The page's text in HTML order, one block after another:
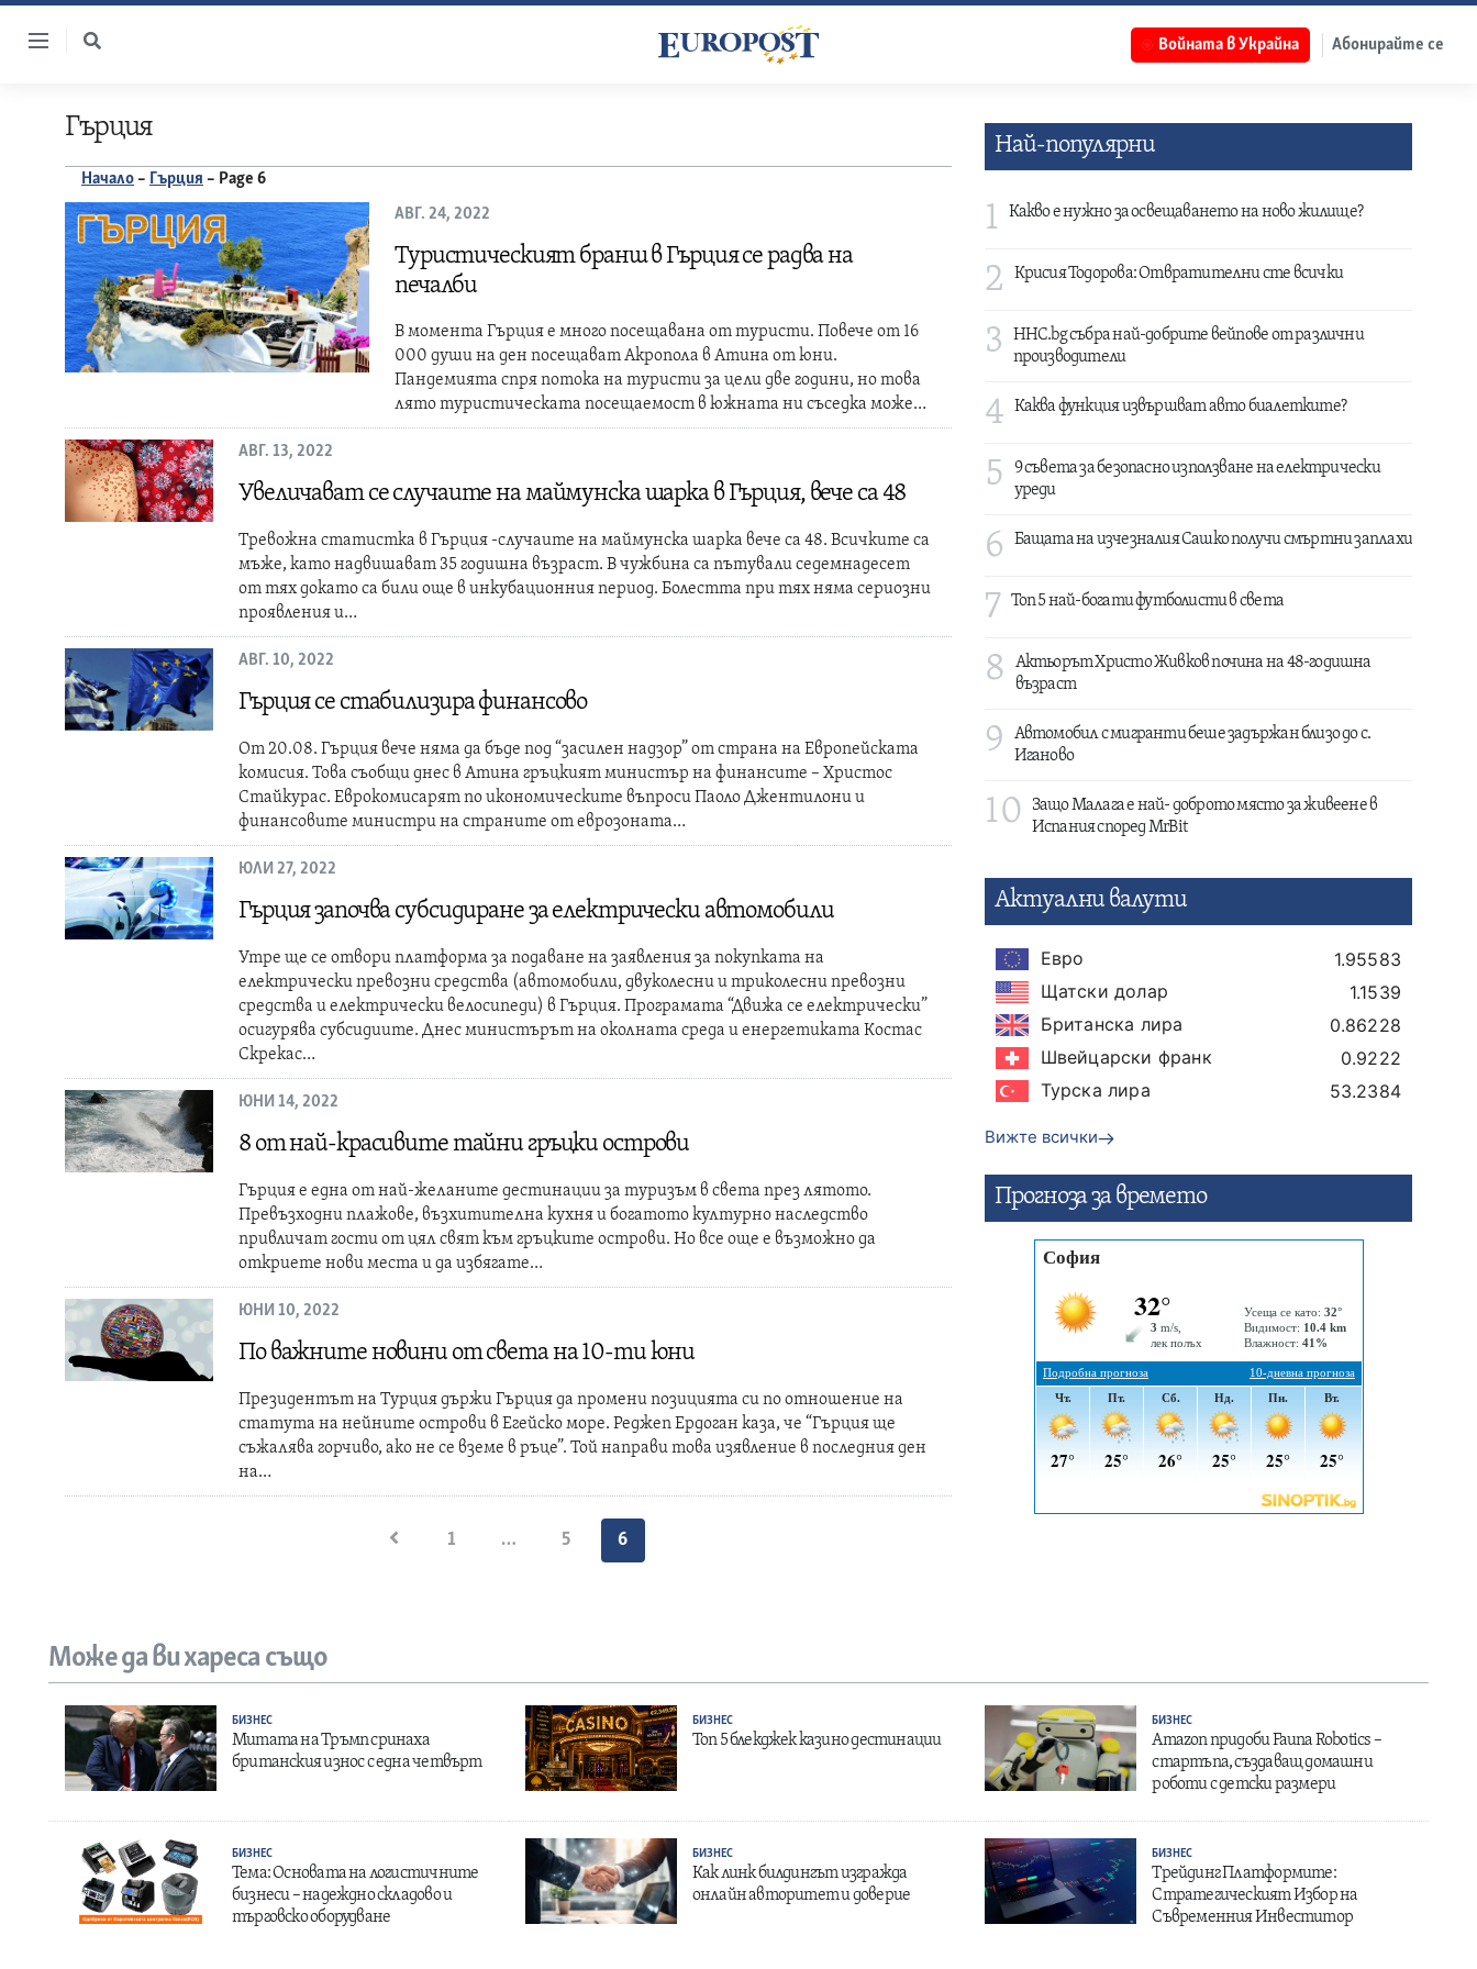
Skip
Войната в Украйна Абонирайте се
Гърция
Начало – Гърция – Page 6
АВГ. 24, 2022
Туристическият бранш в Гърция се радва на
печалби
В момента Гърция е много посещавана от туристи. Повече от 16
000 души на ден посещават Акропола в Атина от юни.
Пандемията спря потока на туристи за цели две години, но това
лято туристическата посещаемост в южната ни съседка може…
АВГ. 13, 2022
Увеличават се случаите на маймунска шарка в Гърция, вече са 48
Тревожна статистка в Гърция -случаите на маймунска шарка вече са 48. Всичките са
мъже, като надвишават 35 годишна възраст. В чужбина са пътували седемнадесет
от тях докато са били още в инкубационния период. Болестта при тях няма сериозни
проявления и…
АВГ. 10, 2022
Гърция се стабилизира финансово
От 20.08. Гърция вече няма да бъде под “засилен надзор” от страна на Европейската
комисия. Това съобщи днес в Атина гръцкият министър на финансите – Христос
Стайкурас. Еврокомисарят по икономическите въпроси Паоло Джентилони и
финансовите министри на страните от еврозоната…
ЮЛИ 27, 2022
Гърция започва субсидиране за електрически автомобили
Утре ще се отвори платформа за подаване на заявления за покупката на
електрически превозни средства (автомобили, двуколесни и триколесни превозни
средства и електрически велосипеди) в Гърция. Програмата “Движа се електрически”
осигурява субсидиите. Днес министърът на околната среда и енергетиката Костас
Скрекас…
ЮНИ 14, 2022
8 от най-красивите тайни гръцки острови
Гърция е една от най-желаните дестинации за туризъм в света през лятото.
Превъзходни плажове, възхитителна кухня и богатото културно наследство
привличат гости от цял свят към гръцките острови. Но все още е възможно да
откриете нови места и да избягате…
ЮНИ 10, 2022
По важните новини от света на 10-ти юни
Президентът на Турция държи Гърция да промени позицията си по отношение на
статута на нейните острови в Егейско море. Реджеп Ердоган каза, че “Гърция ще
съжалява горчиво, ако не се вземе в ръце”. Той направи това изявление в последния ден
на…
Разделяне
на
1 … 5 6
Най-популярни
1 Какво е нужно за освещаването на ново жилище?
2 Крисия Тодорова: Отвратителни сте всички
3
HHC.bg събра най-добрите вейпове от различни
производители
4 Каква функция извършват авто биалетките?
5
9 съвета за безопасно използване на електрически
уреди
6 Бащата на изчезналия Сашко получи смъртни заплахи
7 Топ 5 най-богати футболисти в света
8
Актьорът Христо Живков почина на 48-годишна
възраст
9
Автомобил с мигранти беше задържан близо до с.
Иганово
10
Защо Малага е най- доброто място за живеене в
Испания според MrBit
Актуални валути
Евро
1.95583
Щатски долар
1.1539
Британска лира
0.86228
Швейцарски франк
0.9222
Турска лира
53.2384
Вижте всички
Прогнозa за времето
Може да ви хареса също
БИЗНЕС
Митата на Тръмп сринаха
британския износ с една четвърт
БИЗНЕС
Топ 5 блекджек казино дестинации
БИЗНЕС
Amazon придоби Fauna Robotics –
стартъпа, създаващ домашни
роботи с детски размери
БИЗНЕС
Тема: Основата на логистичните
бизнеси – надеждно складово и
търговско оборудване
БИЗНЕС
Как линк билдингът изгражда
онлайн авторитет и доверие
БИЗНЕС
Трейдинг Платформите:
Стратегическият Избор на
Съвременния Инвеститор